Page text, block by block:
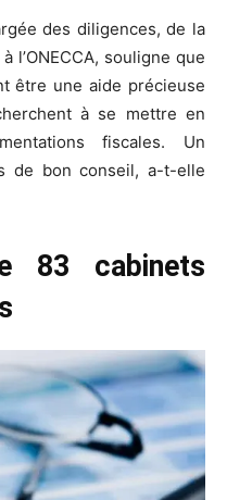
des diligences, de la
l’ONECCA, souligne que
être une aide précieuse
à se mettre en
fiscales. Un
de bon conseil, a-t-elle
83 cabinets